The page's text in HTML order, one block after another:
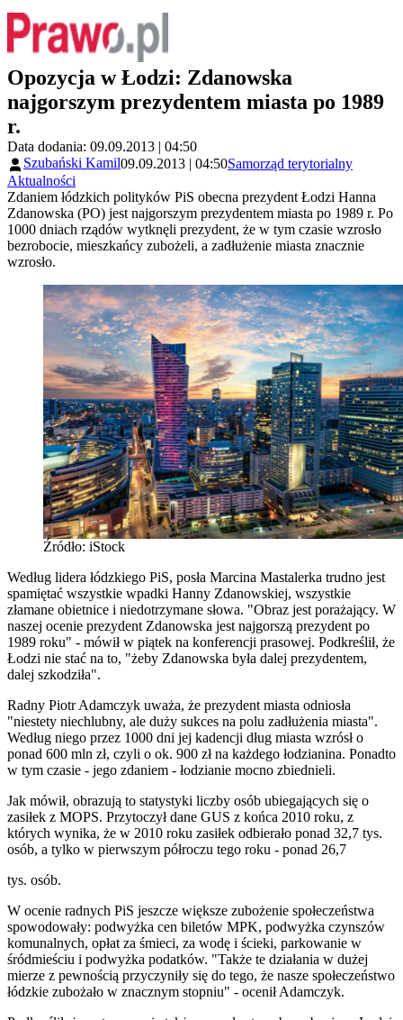
Opozycja w Łodzi: Zdanowska
najgorszym prezydentem miasta po 1989
r.
Data dodania: 09.09.2013 | 04:50
Szubański Kamil09.09.2013 | 04:50Samorząd terytorialny
Aktualności
Zdaniem łódzkich polityków PiS obecna prezydent Łodzi Hanna
Zdanowska (PO) jest najgorszym prezydentem miasta po 1989 r. Po
1000 dniach rządów wytknęli prezydent, że w tym czasie wzrosło
bezrobocie, mieszkańcy zubożeli, a zadłużenie miasta znacznie
wzrosło.
Źródło: iStock
Według lidera łódzkiego PiS, posła Marcina Mastalerka trudno jest
spamiętać wszystkie wpadki Hanny Zdanowskiej, wszystkie
złamane obietnice i niedotrzymane słowa. "Obraz jest porażający. W
naszej ocenie prezydent Zdanowska jest najgorszą prezydent po
1989 roku" - mówił w piątek na konferencji prasowej. Podkreślił, że
Łodzi nie stać na to, "żeby Zdanowska była dalej prezydentem,
dalej szkodziła".
Radny Piotr Adamczyk uważa, że prezydent miasta odniosła
"niestety niechlubny, ale duży sukces na polu zadłużenia miasta".
Według niego przez 1000 dni jej kadencji dług miasta wzrósł o
ponad 600 mln zł, czyli o ok. 900 zł na każdego łodzianina. Ponadto
w tym czasie - jego zdaniem - łodzianie mocno zbiednieli.
Jak mówił, obrazują to statystyki liczby osób ubiegających się o
zasiłek z MOPS. Przytoczył dane GUS z końca 2010 roku, z
których wynika, że w 2010 roku zasiłek odbierało ponad 32,7 tys.
osób, a tylko w pierwszym półroczu tego roku - ponad 26,7
tys. osób.
W ocenie radnych PiS jeszcze większe zubożenie społeczeństwa
spowodowały: podwyżka cen biletów MPK, podwyżka czynszów
komunalnych, opłat za śmieci, za wodę i ścieki, parkowanie w
śródmieściu i podwyżka podatków. "Także te działania w dużej
mierze z pewnością przyczyniły się do tego, że nasze społeczeństwo
łódzkie zubożało w znacznym stopniu" - ocenił Adamczyk.